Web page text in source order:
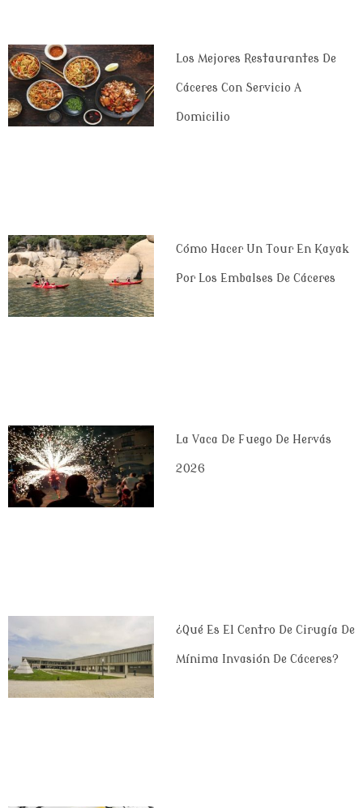
Los Mejores Restaurantes De
Cáceres Con Servicio A
Domicilio
Cómo Hacer Un Tour En Kayak
Por Los Embalses De Cáceres
La Vaca De Fuego De Hervás
2026
¿Qué Es El Centro De Cirugía De
Mínima Invasión De Cáceres?